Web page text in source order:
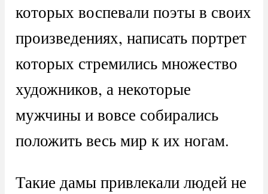
которых воспевали поэты в своих
произведениях, написать портрет
которых стремились множество
художников, а некоторые
мужчины и вовсе собирались
положить весь мир к их ногам.
Такие дамы привлекали людей не